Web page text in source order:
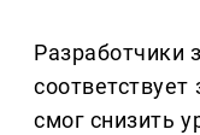
Разработчики
смог снизить